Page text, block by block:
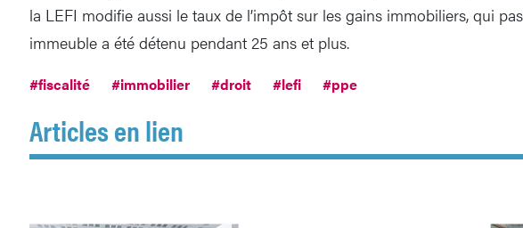
la LEFI modifie aussi le taux de l’impôt sur les gains immobiliers, qui
immeuble a été détenu pendant 25 ans et plus.
#fiscalité #immobilier #droit #lefi #ppe
Articles en lien